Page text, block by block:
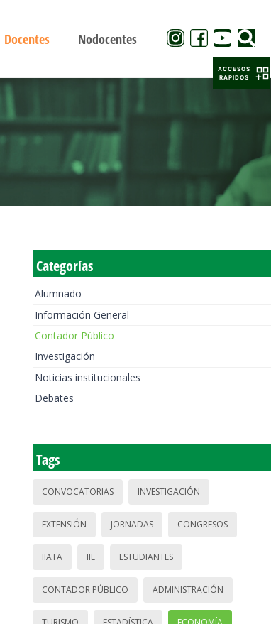
Docentes Nodocentes
Categorías
Alumnado
Información General
Contador Público
Investigación
Noticias institucionales
Debates
Tags
CONVOCATORIAS INVESTIGACIÓN
EXTENSIÓN JORNADAS CONGRESOS
IIATA IIE ESTUDIANTES
CONTADOR PÚBLICO ADMINISTRACIÓN
ACCESOS
RAPIDOS